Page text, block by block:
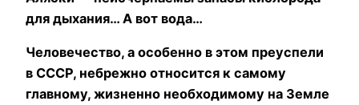
для дыхания… А вот вода…
Человечество, а особенно в этом преуспели
в СССР, небрежно относится к самому
главному, жизненно необходимому на Земле